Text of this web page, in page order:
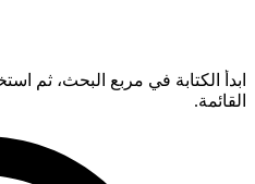
القائمة.